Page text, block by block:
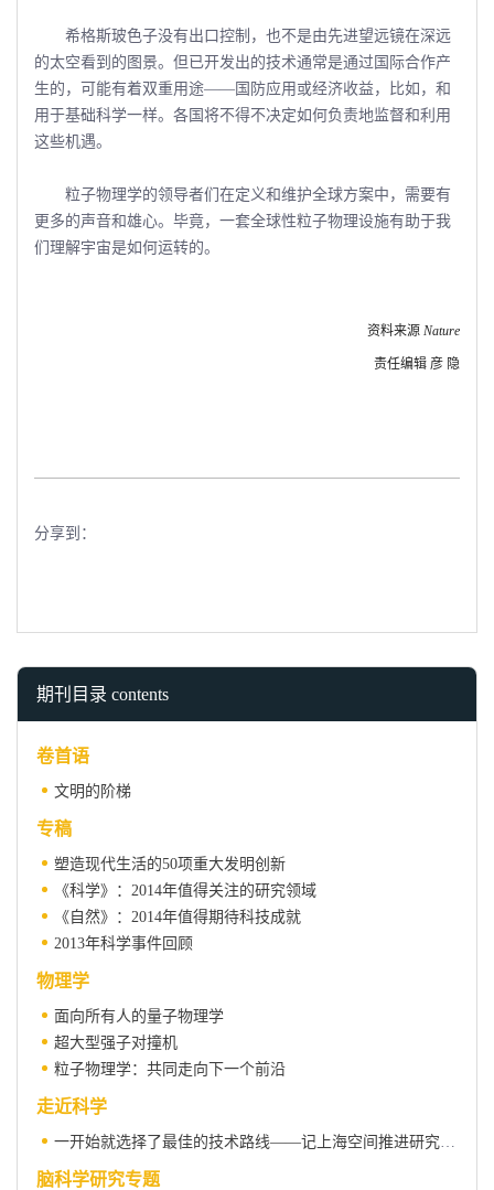
希格斯玻色子没有出口控制，也不是由先进望远镜在深远
的太空看到的图景。但已开发出的技术通常是通过国际合作产
生的，可能有着双重用途――国防应用或经济收益，比如，和
用于基础科学一样。各国将不得不决定如何负责地监督和利用
这些机遇。
粒子物理学的领导者们在定义和维护全球方案中，需要有
更多的声音和雄心。毕竟，一套全球性粒子物理设施有助于我
们理解宇宙是如何运转的。
资料来源 Nature
责任编辑 彦 隐
分享到：
期刊目录 contents
卷首语
文明的阶梯
专稿
塑造现代生活的50项重大发明创新
《科学》：2014年值得关注的研究领域
《自然》：2014年值得期待科技成就
2013年科学事件回顾
物理学
面向所有人的量子物理学
超大型强子对撞机
粒子物理学：共同走向下一个前沿
走近科学
脑科学研究专题